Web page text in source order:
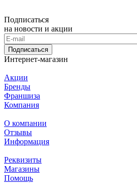
Подписаться
на новости и акции
Подписаться
Интернет-магазин
Акции
Бренды
Франшиза
Компания
О компании
Отзывы
Информация
Реквизиты
Магазины
Помощь